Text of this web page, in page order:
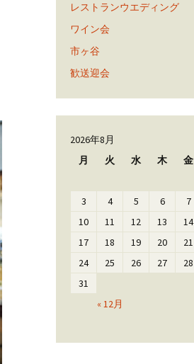
レストランウエディング
ワイン会
市ヶ谷
歓送迎会
2026年8月
月
火 水 木 金
« 12月
3
4 5 6 7
10
11 12 13 14
17
18 19 20 21
24
25 26 27 28
31